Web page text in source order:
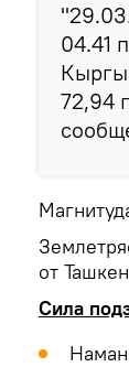
04.41
72,94
от
Сила